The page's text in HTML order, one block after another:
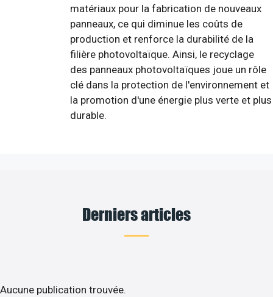
matériaux pour la fabrication de nouveaux
panneaux, ce qui diminue les coûts de
production et renforce la durabilité de la
filière photovoltaïque. Ainsi, le recyclage
des panneaux photovoltaïques joue un rôle
clé dans la protection de l'environnement et
la promotion d'une énergie plus verte et plus
durable.
Derniers articles
Aucune publication trouvée.